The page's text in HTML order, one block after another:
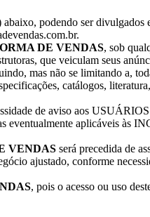
podendo ser divulgados
DE VENDAS, sob
que veiculam seus
mas não se limitando a,
catálogos,
de aviso aos
eventualmente aplicáveis às
VENDAS será precedida de
ajustado, conforme
, pois o acesso ou uso